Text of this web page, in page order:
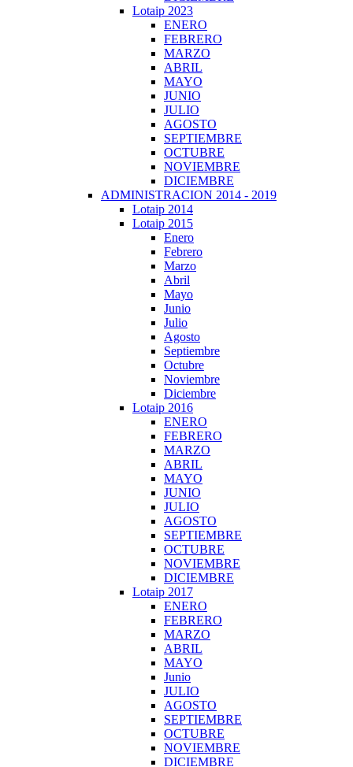
Lotaip 2023
ENERO
FEBRERO
MARZO
ABRIL
MAYO
JUNIO
JULIO
AGOSTO
SEPTIEMBRE
OCTUBRE
NOVIEMBRE
DICIEMBRE
ADMINISTRACION 2014 - 2019
Lotaip 2014
Lotaip 2015
Enero
Febrero
Marzo
Abril
Mayo
Junio
Julio
Agosto
Septiembre
Octubre
Noviembre
Diciembre
Lotaip 2016
ENERO
FEBRERO
MARZO
ABRIL
MAYO
JUNIO
JULIO
AGOSTO
SEPTIEMBRE
OCTUBRE
NOVIEMBRE
DICIEMBRE
Lotaip 2017
ENERO
FEBRERO
MARZO
ABRIL
MAYO
Junio
JULIO
AGOSTO
SEPTIEMBRE
OCTUBRE
NOVIEMBRE
DICIEMBRE